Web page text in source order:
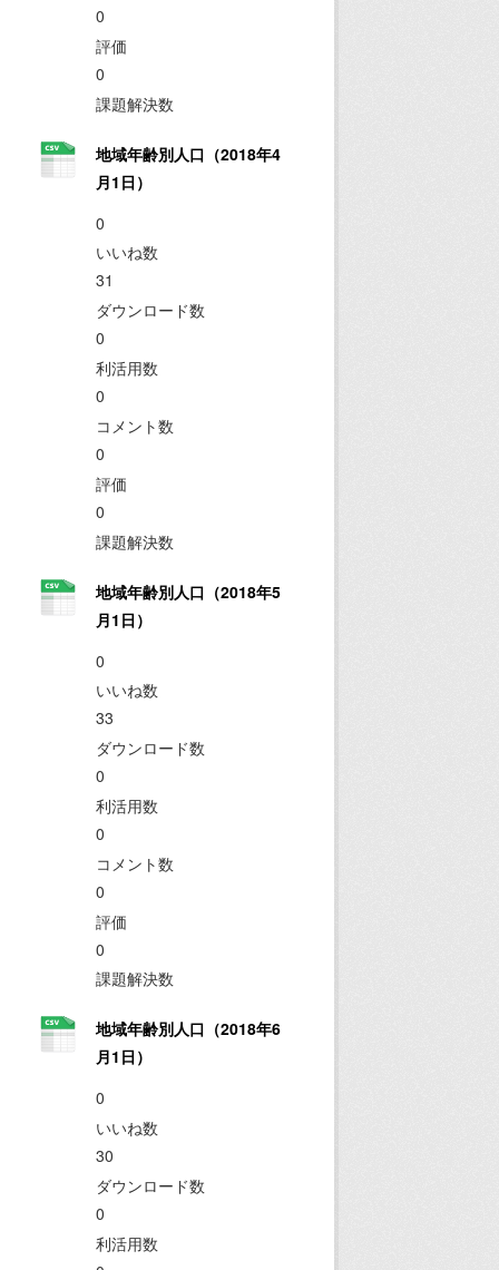
0
評価
0
課題解決数
地域年齢別人口（2018年4
月1日）
0
いいね数
31
ダウンロード数
0
利活用数
0
コメント数
0
評価
0
課題解決数
地域年齢別人口（2018年5
月1日）
0
いいね数
33
ダウンロード数
0
利活用数
0
コメント数
0
評価
0
課題解決数
地域年齢別人口（2018年6
月1日）
0
いいね数
30
ダウンロード数
0
利活用数